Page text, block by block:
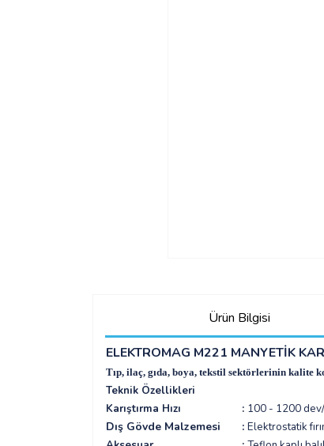
Ürün Bilgisi
ELEKTROMAG M221 MANYETİK
Tıp, ilaç, gıda, boya, tekstil sektörlerinin kalite
Teknik Özellikleri
Karıştırma Hızı
: 100 - 1200
Dış Gövde Malzemesi : Elektrostatik